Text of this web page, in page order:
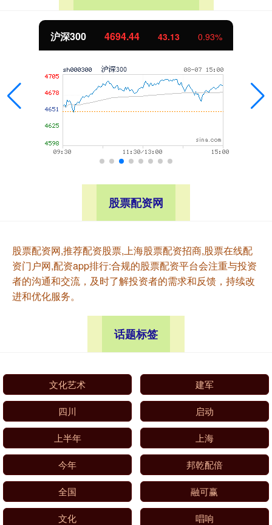
沪深300 4694.44 43.13 0.93%
股票配资网
股票配资网,推荐配资股票,上海股票配资招商,股票在线配
资门户网,配资app排行:合规的股票配资平台会注重与投资
者的沟通和交流，及时了解投资者的需求和反馈，持续改
进和优化服务。
话题标签
文化艺术 建军
四川 启动
上半年 上海
今年 邦乾配倍
全国 融可赢
文化 唱响